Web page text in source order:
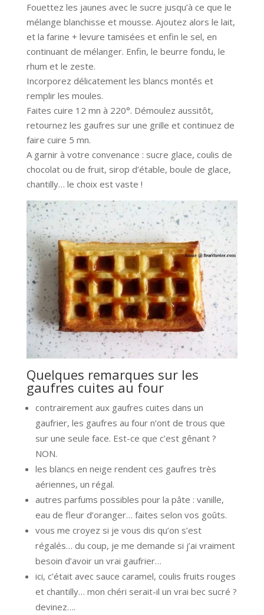
Fouettez les jaunes avec le sucre jusqu’à ce que le
mélange blanchisse et mousse. Ajoutez alors le lait,
et la farine + levure tamisées et enfin le sel, en
continuant de mélanger. Enfin, le beurre fondu, le
rhum et le zeste.
Incorporez délicatement les blancs montés et
remplir les moules.
Faites cuire 12 mn à 220°. Démoulez aussitôt,
retournez les gaufres sur une grille et continuez de
faire cuire 5 mn.
A garnir à votre convenance : sucre glace, coulis de
chocolat ou de fruit, sirop d’étable, boule de glace,
chantilly… le choix est vaste !
Quelques remarques sur les
gaufres cuites au four
contrairement aux gaufres cuites dans un
gaufrier, les gaufres au four n’ont de trous que
sur une seule face. Est-ce que c’est gênant ?
NON.
les blancs en neige rendent ces gaufres très
aériennes, un régal.
autres parfums possibles pour la pâte : vanille,
eau de fleur d’oranger… faites selon vos goûts.
vous me croyez si je vous dis qu’on s’est
régalés… du coup, je me demande si j’ai vraiment
besoin d’avoir un vrai gaufrier…
ici, c’était avec sauce caramel, coulis fruits rouges
et chantilly… mon chéri serait-il un vrai bec sucré ?
devinez….